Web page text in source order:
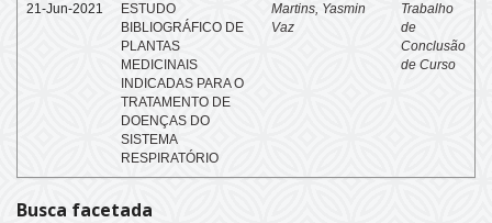
21-Jun-2021
ESTUDO
BIBLIOGRÁFICO DE
PLANTAS
MEDICINAIS
INDICADAS PARA O
TRATAMENTO DE
DOENÇAS DO
SISTEMA
RESPIRATÓRIO
Martins, Yasmin
Vaz
Trabalho
de
Conclusão
de Curso
Busca facetada